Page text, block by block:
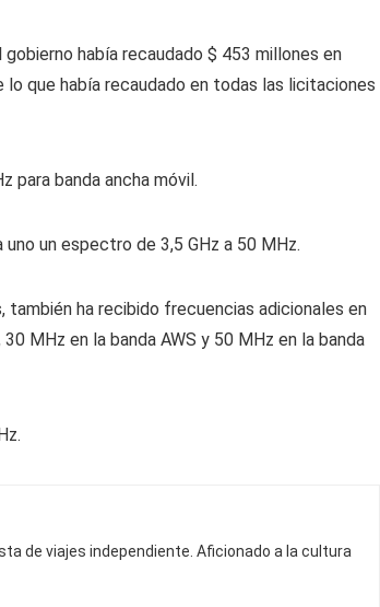
había recaudado $ 453 millones en
lo que había recaudado en todas las licitaciones
para banda ancha móvil.
un espectro de 3,5 GHz a 50 MHz.
también ha recibido frecuencias adicionales en
MHz en la banda AWS y 50 MHz en la banda
de viajes independiente. Aficionado a la cultura